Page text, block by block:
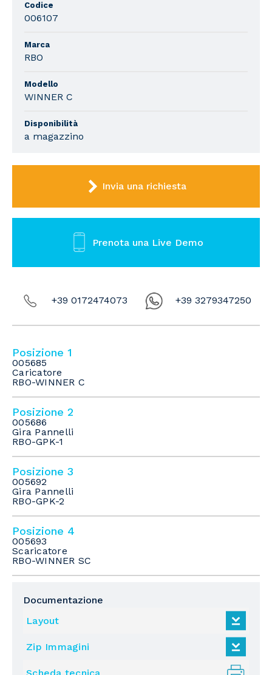
Codice
006107
Marca
RBO
Modello
WINNER C
Disponibilità
a magazzino
Invia una richiesta
Prenota una Live Demo
+39 0172474073 +39 3279347250
Posizione 1
005685
Caricatore
RBO-WINNER C
Posizione 2
005686
Gira Pannelli
RBO-GPK-1
Posizione 3
005692
Gira Pannelli
RBO-GPK-2
Posizione 4
005693
Scaricatore
RBO-WINNER SC
Documentazione
Layout
Zip Immagini